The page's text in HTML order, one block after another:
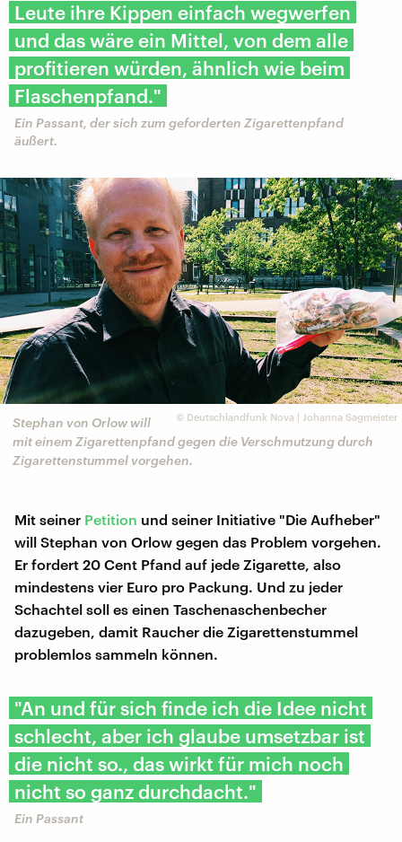
Leute ihre Kippen einfach wegwerfen
und das wäre ein Mittel, von dem alle
profitieren würden, ähnlich wie beim
Flaschenpfand."
Ein Passant, der sich zum geforderten Zigarettenpfand
äußert.
© Deutschlandfunk Nova | Johanna Sagmeister
Stephan von Orlow will
mit einem Zigarettenpfand gegen die Verschmutzung durch
Zigarettenstummel vorgehen.
Mit seiner Petition und seiner Initiative "Die Aufheber"
will Stephan von Orlow gegen das Problem vorgehen.
Er fordert 20 Cent Pfand auf jede Zigarette, also
mindestens vier Euro pro Packung. Und zu jeder
Schachtel soll es einen Taschenaschenbecher
dazugeben, damit Raucher die Zigarettenstummel
problemlos sammeln können.
"An und für sich finde ich die Idee nicht
schlecht, aber ich glaube umsetzbar ist
die nicht so., das wirkt für mich noch
nicht so ganz durchdacht."
Ein Passant